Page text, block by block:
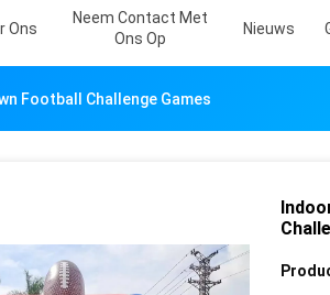
Ons
Neem Contact Met
Ons Op
Nieuws
Football Challenge Games